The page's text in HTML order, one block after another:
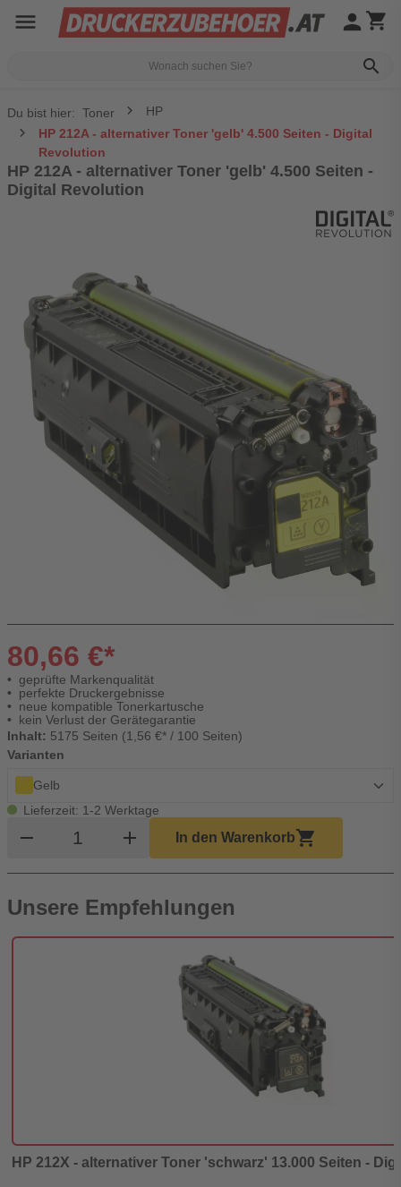
menu
search
person shopping_cart
Du bist hier: Toner
HP
HP 212A - alternativer Toner 'gelb' 4.500 Seiten - Digital
Revolution
HP 212A - alternativer Toner 'gelb' 4.500 Seiten -
Digital Revolution
80,66 €*
geprüfte Markenqualität
perfekte Druckergebnisse
neue kompatible Tonerkartusche
kein Verlust der Gerätegarantie
Inhalt: 5175 Seiten (1,56 €* / 100 Seiten)
Varianten
Gelb
Lieferzeit: 1-2 Werktage
remove Produkt Warenkorb Menge
add In den Warenkorbshopping_cart
Unsere Empfehlungen
HP 212X - alternativer Toner 'schwarz' 13.000 Seiten -